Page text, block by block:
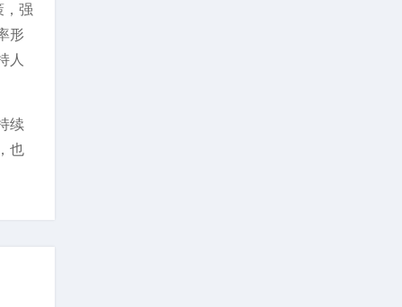
，强
形
人
续
也